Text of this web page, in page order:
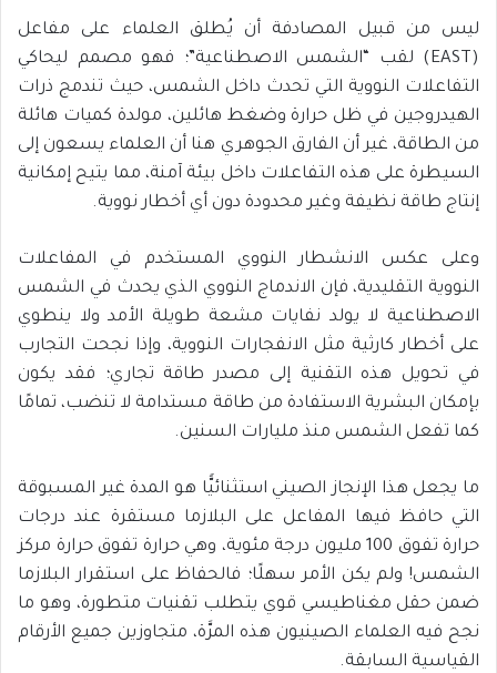
ليس من قبيل المصادفة أن يُطلق العلماء على مفاعل
(EAST) لقب “الشمس الاصطناعية”؛ فهو مصمم ليحاكي
التفاعلات النووية التي تحدث داخل الشمس، حيث تندمج ذرات
الهيدروجين في ظل حرارة وضغط هائلين، مولدة كميات هائلة
من الطاقة، غير أن الفارق الجوهري هنا أن العلماء يسعون إلى
السيطرة على هذه التفاعلات داخل بيئة آمنة، مما يتيح إمكانية
إنتاج طاقة نظيفة وغير محدودة دون أي أخطار نووية.
وعلى عكس الانشطار النووي المستخدم في المفاعلات
النووية التقليدية، فإن الاندماج النووي الذي يحدث في الشمس
الاصطناعية لا يولد نفايات مشعة طويلة الأمد ولا ينطوي
على أخطار كارثية مثل الانفجارات النووية، وإذا نجحت التجارب
في تحويل هذه التقنية إلى مصدر طاقة تجاري؛ فقد يكون
بإمكان البشرية الاستفادة من طاقة مستدامة لا تنضب، تمامًا
كما تفعل الشمس منذ مليارات السنين.
ما يجعل هذا الإنجاز الصيني استثنائيًّا هو المدة غير المسبوقة
التي حافظ فيها المفاعل على البلازما مستقرة عند درجات
حرارة تفوق 100 مليون درجة مئوية، وهي حرارة تفوق حرارة مركز
الشمس! ولم يكن الأمر سهلًا؛ فالحفاظ على استقرار البلازما
ضمن حقل مغناطيسي قوي يتطلب تقنيات متطورة، وهو ما
نجح فيه العلماء الصينيون هذه المرَّة، متجاوزين جميع الأرقام
القياسية السابقة.